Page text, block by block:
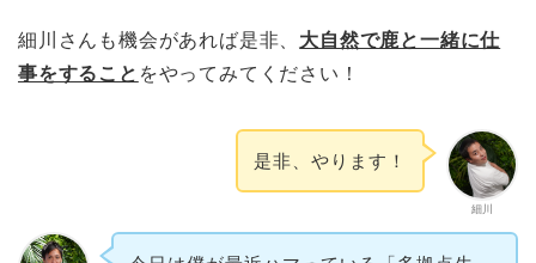
細川さんも機会があれば是非、 大自然で鹿と一緒に仕
事をすること をやってみてください！
細川
是非、やります！